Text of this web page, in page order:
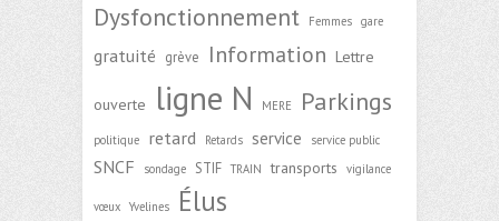
Dysfonctionnement Femmes gare
gratuité grève Information Lettre
ouverte ligne N MERE Parkings
politique retard Retards service service public
SNCF sondage STIF TRAIN transports vigilance
vœux Yvelines Élus